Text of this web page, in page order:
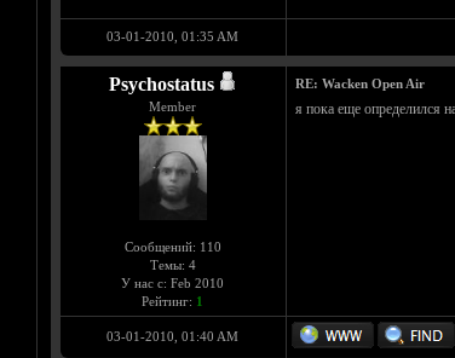
03-01-2010, 01:35 AM
Psychostatus
Member
Сообщений: 110
Темы: 4
У нас с: Feb 2010
Рейтинг: 1
RE: Wacken Open Air
я пока еще определился
03-01-2010, 01:40 AM